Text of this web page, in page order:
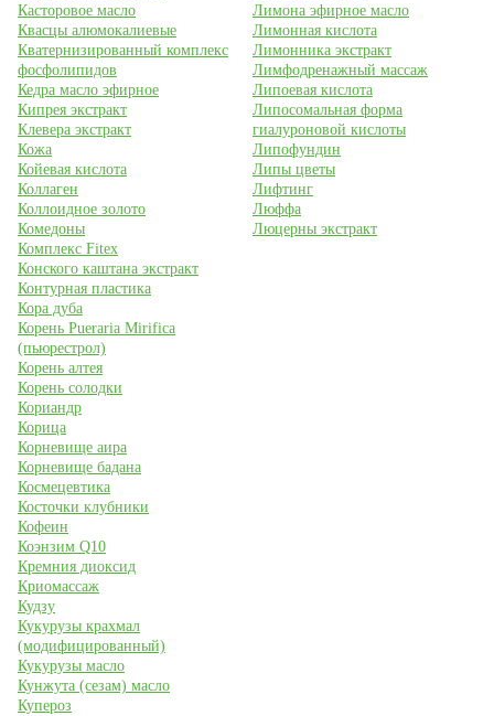
Касторовое масло
Квасцы алюмокалиевые
Кватернизированный комплекс
фосфолипидов
Кедра масло эфирное
Кипрея экстракт
Клевера экстракт
Кожа
Койевая кислота
Коллаген
Коллоидное золото
Комедоны
Комплекс Fitex
Конского каштана экстракт
Контурная пластика
Кора дуба
Корень Pueraria Mirifica
(пьюрестрол)
Корень алтея
Корень солодки
Кориандр
Корица
Корневище аира
Корневище бадана
Космецевтика
Косточки клубники
Кофеин
Коэнзим Q10
Кремния диоксид
Криомассаж
Кудзу
Кукурузы крахмал
(модифицированный)
Кукурузы масло
Кунжута (сезам) масло
Купероз
Лимона эфирное масло
Лимонная кислота
Лимонника экстракт
Лимфодренажный массаж
Липоевая кислота
Липосомальная форма
гиалуроновой кислоты
Липофундин
Липы цветы
Лифтинг
Люффа
Люцерны экстракт